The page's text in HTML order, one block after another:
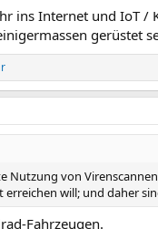
ins Internet und IoT /
gerüstet
Nutzung von
will; und daher
Fahrzeugen.